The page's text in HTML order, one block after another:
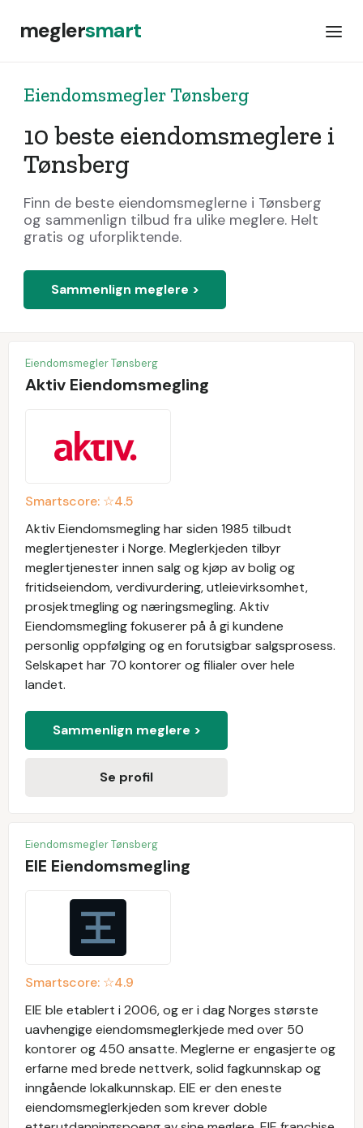
meglersmart
Eiendomsmegler Tønsberg
10 beste eiendomsmeglere i
Tønsberg
Finn de beste eiendomsmeglerne i Tønsberg
og sammenlign tilbud fra ulike meglere. Helt
gratis og uforpliktende.
Sammenlign meglere >
Eiendomsmegler Tønsberg
Aktiv Eiendomsmegling
Smartscore: ☆4.5
Aktiv Eiendomsmegling har siden 1985 tilbudt
meglertjenester i Norge. Meglerkjeden tilbyr
meglertjenester innen salg og kjøp av bolig og
fritidseiendom, verdivurdering, utleievirksomhet,
prosjektmegling og næringsmegling. Aktiv
Eiendomsmegling fokuserer på å gi kundene
personlig oppfølging og en forutsigbar salgsprosess.
Selskapet har 70 kontorer og filialer over hele
landet.
Sammenlign meglere >
Se profil
Eiendomsmegler Tønsberg
EIE Eiendomsmegling
Smartscore: ☆4.9
EIE ble etablert i 2006, og er i dag Norges største
uavhengige eiendomsmeglerkjede med over 50
kontorer og 450 ansatte. Meglerne er engasjerte og
erfarne med brede nettverk, solid fagkunnskap og
inngående lokalkunnskap. EIE er den eneste
eiendomsmeglerkjeden som krever doble